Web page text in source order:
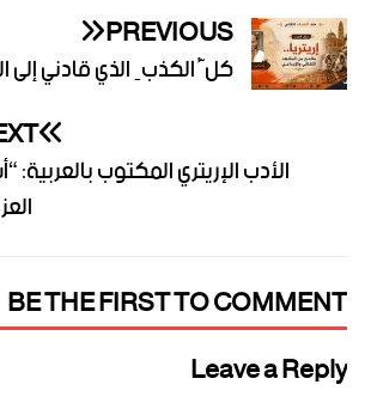
PREVIOUS
كلُّ الكذبِ الذي قادني إلى
الأدب الإريتري المكتوب بالعربية:
BE THE FIRST TO COMMENT
Leave a Reply